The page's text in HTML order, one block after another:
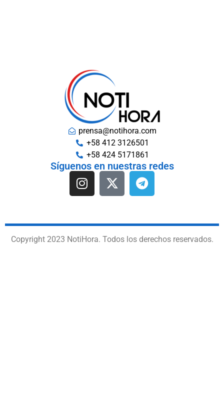
prensa@notihora.com
+58 412 3126501
+58 424 5171861
Síguenos en nuestras redes
Copyright 2023 NotiHora. Todos los derechos reservados.